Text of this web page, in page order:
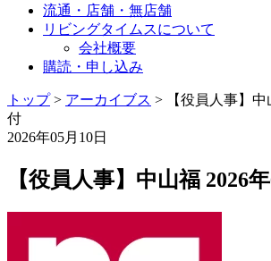
流通・店舗・無店舗
リビングタイムスについて
会社概要
購読・申し込み
トップ> アーカイブス >
【役員人事】
付
2026年05月10日
【役員人事】中山福 2026